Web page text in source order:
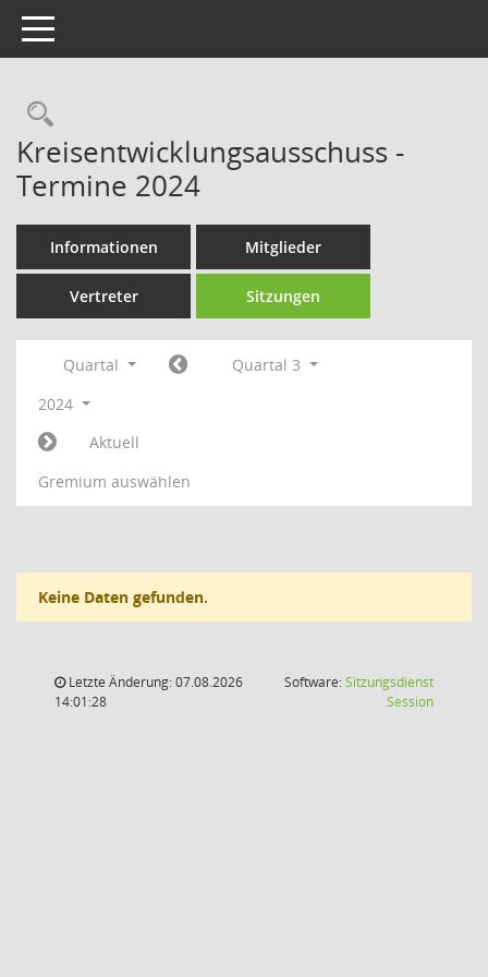
Toggle navigation
Rechercheauswahl
Kreisentwicklungsausschuss -
Termine 2024
Informationen Mitglieder
Vertreter Sitzungen
Quartal
Quartal 3
2024
Aktuell
Gremium auswählen
Keine Daten gefunden.
Letzte Änderung: 07.08.2026
14:01:28
Software:Sitzungsdienst
Session(Wird in